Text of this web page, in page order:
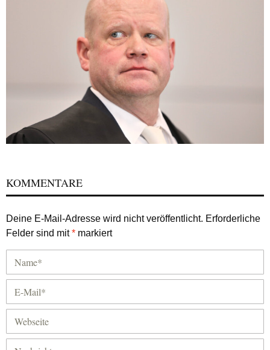
KOMMENTARE
Deine E-Mail-Adresse wird nicht veröffentlicht. Erforderliche
Felder sind mit* markiert